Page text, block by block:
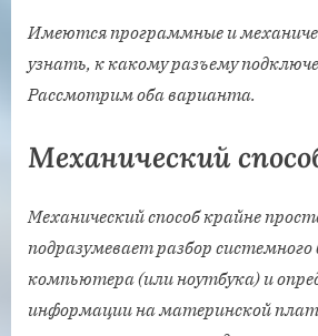
Имеются программные и
узнать, к какому разъему
Рассмотрим оба варианта.
Механический
Механический способ крайне
подразумевает разбор системного
компьютера (или ноутбука) и
информации на материнской